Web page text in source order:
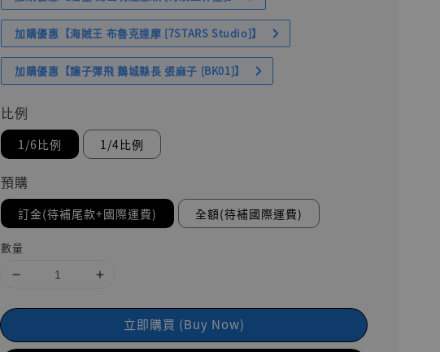
加購優惠【海賊王 布魯克達摩 [7STARS Studio]】
加購優惠【讓子彈飛 鵝城縣長 張麻子 [BK01]】
比例
1/6比例 1/4比例
預購
訂金(待補尾款+國際運費) 全額(待補國際運費)
數量
立即購買 (Buy Now)